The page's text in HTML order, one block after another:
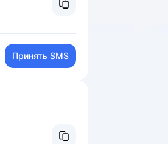
Принять SMS